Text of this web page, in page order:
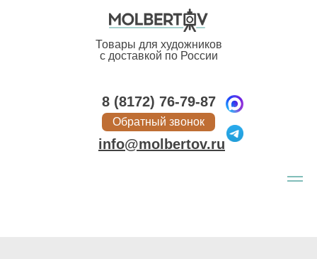
8 (8172) 76-79-87
Обратный звонок
Товары для художников
с доставкой по России
info@molbertov.ru